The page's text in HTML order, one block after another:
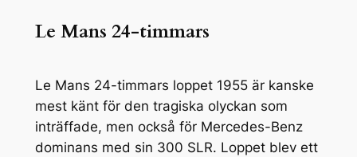
Le Mans 24-timmars
Le Mans 24-timmars loppet 1955 är kanske
mest känt för den tragiska olyckan som
inträffade, men också för Mercedes-Benz
dominans med sin 300 SLR. Loppet blev ett